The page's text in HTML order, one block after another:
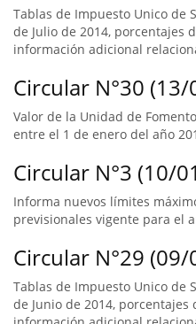
Tablas de Impuesto Unico de
de Julio de 2014, porcentajes
información adicional
Circular N°30
Valor de la Unidad de
entre el 1 de enero del año
Circular N°3 (10/
Informa nuevos límites
previsionales vigente para el
Circular N°29
Tablas de Impuesto Unico de
de Junio de 2014,